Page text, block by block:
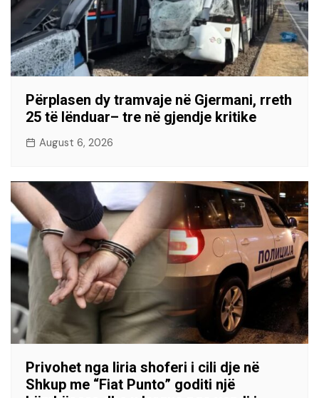
Përplasen dy tramvaje në Gjermani, rreth
25 të lënduar– tre në gjendje kritike
August 6, 2026
Privohet nga liria shoferi i cili dje në
Shkup me “Fiat Punto” goditi një